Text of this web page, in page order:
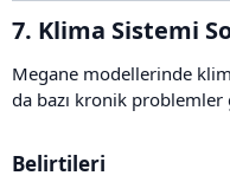
7. Klima Sistemi
Megane modellerinde
da bazı kronik
Belirtileri​